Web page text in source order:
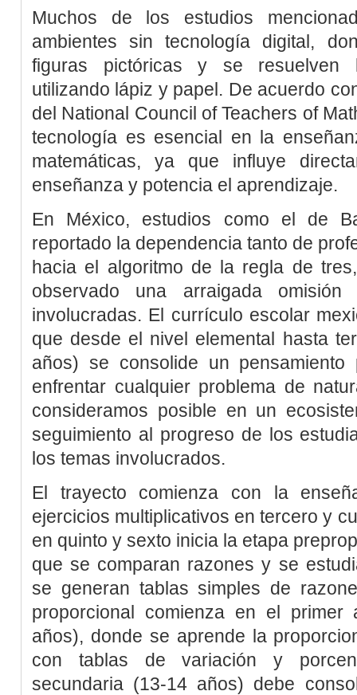
Muchos de los estudios
ambientes sin tecnología digital,
figuras pictóricas y se resuelven
utilizando lápiz y papel. De acuerdo
del National Council of Teachers of
tecnología es esencial en la
matemáticas, ya que influye
enseñanza y potencia el aprendizaje.
En México, estudios como el de
reportado la dependencia tanto de
hacia el algoritmo de la regla de
observado una arraigada
involucradas. El currículo escolar
que desde el nivel elemental hasta
años) se consolide un pensamiento
enfrentar cualquier problema de
consideramos posible en un
seguimiento al progreso de los
los temas involucrados.
El trayecto comienza con la
ejercicios multiplicativos en tercero y
en quinto y sexto inicia la etapa
que se comparan razones y se
se generan tablas simples de
proporcional comienza en el primer
años), donde se aprende la
con tablas de variación y
secundaria (13-14 años) debe